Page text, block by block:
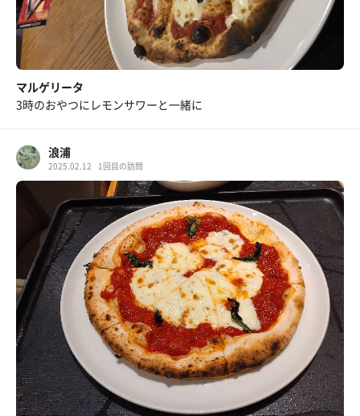
マルゲリータ
3時のおやつにレモンサワーと一緒に
浪浦
2025.02.12 1回目の訪問